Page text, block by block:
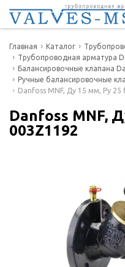
Телефоны
+7(977) 474-62-50
Отдел продаж
Главная Каталог
Трубопроводная арматура
Балансировочные клапана
Ручные балансировочные
Danfoss MNF, Ду 15 мм, Ру 25
Danfoss MNF,
003Z1192